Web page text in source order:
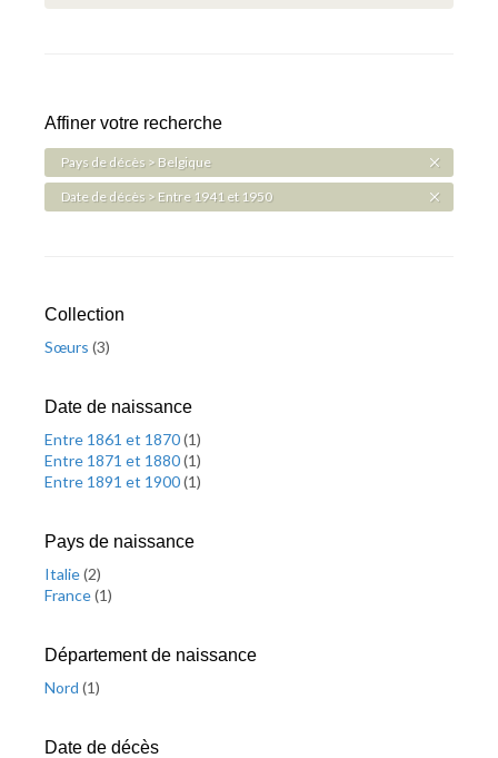
Affiner votre recherche
Pays de décès > Belgique
Date de décès > Entre 1941 et 1950
Collection
Sœurs (3)
Date de naissance
Entre 1861 et 1870(1)
Entre 1871 et 1880(1)
Entre 1891 et 1900(1)
Pays de naissance
Italie(2)
France(1)
Département de naissance
Nord (1)
Date de décès